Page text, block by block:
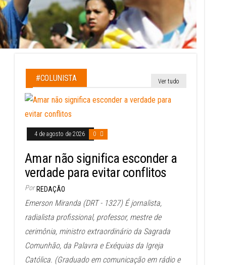
#COLUNISTA Ver tudo
4 de agosto de 2026 0
Amar não significa esconder a
verdade para evitar conflitos
Por REDAÇÃO
Emerson Miranda (DRT - 1327) É jornalista,
radialista profissional, professor, mestre de
cerimônia, ministro extraordinário da Sagrada
Comunhão, da Palavra e Exéquias da Igreja
Católica. (Graduado em comunicação em rádio e